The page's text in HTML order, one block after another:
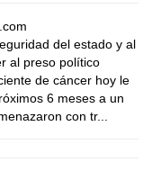
del estado y al
al preso político
de cáncer hoy le
6 meses a un
con tr...